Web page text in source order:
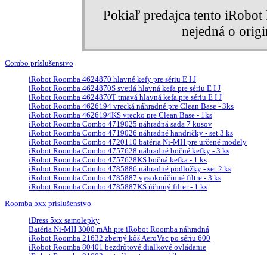
Pokiaľ predajca tento
nejedná o
Combo príslušenstvo
iRobot Roomba 4624870 hlavné kefy pre sériu E I J
iRobot Roomba 4624870S svetlá hlavná kefa pre sériu E I J
iRobot Roomba 4624870T tmavá hlavná kefa pre sériu E I J
iRobot Roomba 4626194 vrecká náhradné pre Clean Base - 3ks
iRobot Roomba 4626194KS vrecko pre Clean Base - 1ks
iRobot Roomba Combo 4719025 náhradná sada 7 kusov
iRobot Roomba Combo 4719026 náhradné handričky - set 3 ks
iRobot Roomba Combo 4720110 batéria Ni-MH pre určené modely
iRobot Roomba Combo 4757628 náhradné bočné kefky - 3 ks
iRobot Roomba Combo 4757628KS bočná kefka - 1 ks
iRobot Roomba Combo 4785886 náhradné podložky - set 2 ks
iRobot Roomba Combo 4785887 vysokoúčinné filtre - 3 ks
iRobot Roomba Combo 4785887KS účinný filter - 1 ks
Roomba 5xx príslušenstvo
iDress 5xx samolepky
Batéria Ni-MH 3000 mAh pre iRobot Roomba náhradná
iRobot Roomba 21632 zberný kôš AeroVac po sériu 600
iRobot Roomba 80401 bezdrôtové diaľkové ovládanie